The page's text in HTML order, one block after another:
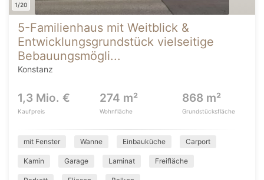
1/20
5-Familienhaus mit Weitblick &
Entwicklungsgrundstück vielseitige
Bebauungsmögli...
Konstanz
1,3 Mio. €
Kaufpreis
274 m²
Wohnfläche
868 m²
Grundstücksfläche
mit Fenster Wanne Einbauküche Carport
Kamin Garage Laminat Freifläche